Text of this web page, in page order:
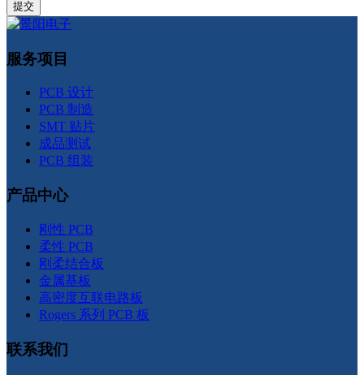
服务项目
PCB 设计
PCB 制造
SMT 贴片
成品测试
PCB 组装
产品中心
刚性 PCB
柔性 PCB
刚柔结合板
金属基板
高密度互联电路板
Rogers 系列 PCB 板
联系我们